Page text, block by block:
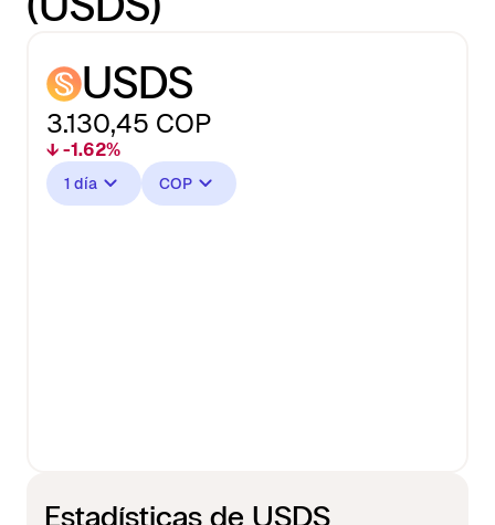
USDS
3.130,45 COP
↓ -1.62%
1 día COP
Estadísticas de USDS